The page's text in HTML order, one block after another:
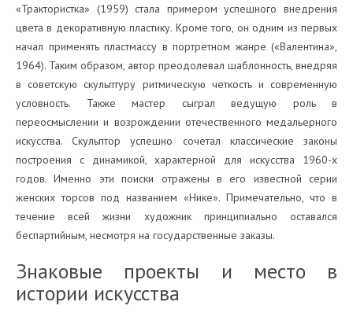
«Трактористка» (1959) стала примером успешного внедрения
цвета в декоративную пластику. Кроме того, он одним из первых
начал применять пластмассу в портретном жанре («Валентина»,
1964). Таким образом, автор преодолевал шаблонность, внедряя
в советскую скульптуру ритмическую четкость и современную
условность. Также мастер сыграл ведущую роль в
переосмыслении и возрождении отечественного медальерного
искусства. Скульптор успешно сочетал классические законы
построения с динамикой, характерной для искусства 1960-х
годов. Именно эти поиски отражены в его известной серии
женских торсов под названием «Нике». Примечательно, что в
течение всей жизни художник принципиально оставался
беспартийным, несмотря на государственные заказы.
Знаковые проекты и место в
истории искусства